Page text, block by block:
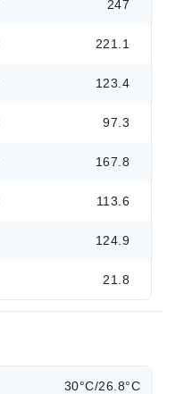
247
221.1
123.4
97.3
167.8
113.6
124.9
21.8
30°C/26.8°C